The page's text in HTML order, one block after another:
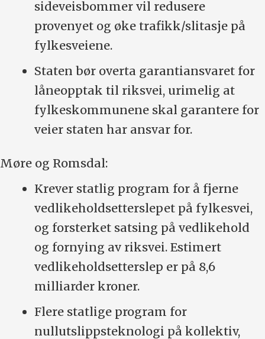
sideveisbommer vil redusere
provenyet og øke trafikk/slitasje på
fylkesveiene.
Staten bør overta garantiansvaret for
låneopptak til riksvei, urimelig at
fylkeskommunene skal garantere for
veier staten har ansvar for.
Møre og Romsdal:
Krever statlig program for å fjerne
vedlikeholdsetterslepet på fylkesvei,
og forsterket satsing på vedlikehold
og fornying av riksvei. Estimert
vedlikeholdsetterslep er på 8,6
milliarder kroner.
Flere statlige program for
nullutslippsteknologi på kollektiv,